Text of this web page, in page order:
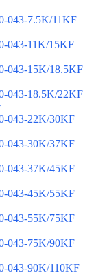
043-7.5K/11KF
043-11K/15KF
043-15K/18.5KF
043-18.5K/22KF
043-22K/30KF
043-30K/37KF
043-37K/45KF
043-45K/55KF
043-55K/75KF
043-75K/90KF
043-90K/110KF